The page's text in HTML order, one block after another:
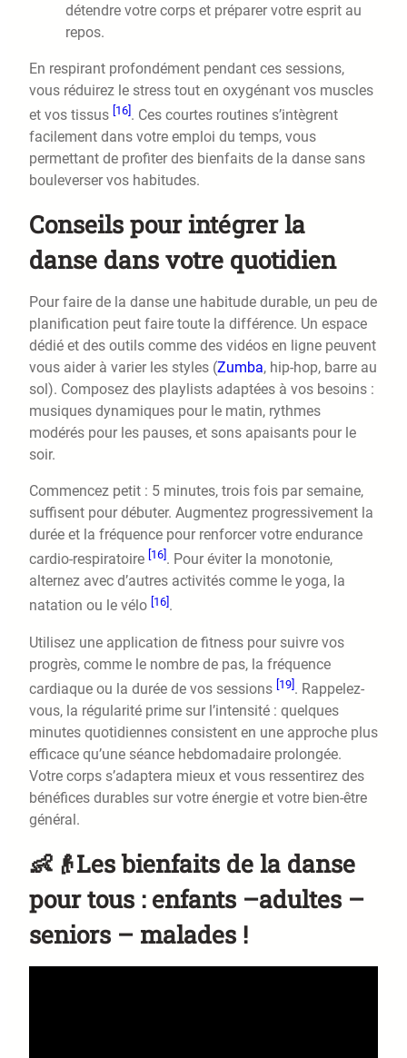
détendre votre corps et préparer votre esprit au
repos.
En respirant profondément pendant ces sessions,
vous réduirez le stress tout en oxygénant vos muscles
et vos tissus [16]. Ces courtes routines s’intègrent
facilement dans votre emploi du temps, vous
permettant de profiter des bienfaits de la danse sans
bouleverser vos habitudes.
Conseils pour intégrer la
danse dans votre quotidien
Pour faire de la danse une habitude durable, un peu de
planification peut faire toute la différence. Un espace
dédié et des outils comme des vidéos en ligne peuvent
vous aider à varier les styles (Zumba, hip-hop, barre au
sol). Composez des playlists adaptées à vos besoins :
musiques dynamiques pour le matin, rythmes
modérés pour les pauses, et sons apaisants pour le
soir.
Commencez petit : 5 minutes, trois fois par semaine,
suffisent pour débuter. Augmentez progressivement la
durée et la fréquence pour renforcer votre endurance
cardio-respiratoire [16] . Pour éviter la monotonie,
alternez avec d’autres activités comme le yoga, la
natation ou le vélo [16].
Utilisez une application de fitness pour suivre vos
progrès, comme le nombre de pas, la fréquence
cardiaque ou la durée de vos sessions [19]. Rappelez-
vous, la régularité prime sur l’intensité : quelques
minutes quotidiennes consistent en une approche plus
efficace qu’une séance hebdomadaire prolongée.
Votre corps s’adaptera mieux et vous ressentirez des
bénéfices durables sur votre énergie et votre bien-être
général.
👶👴Les bienfaits de la danse
pour tous : enfants –adultes –
seniors – malades !